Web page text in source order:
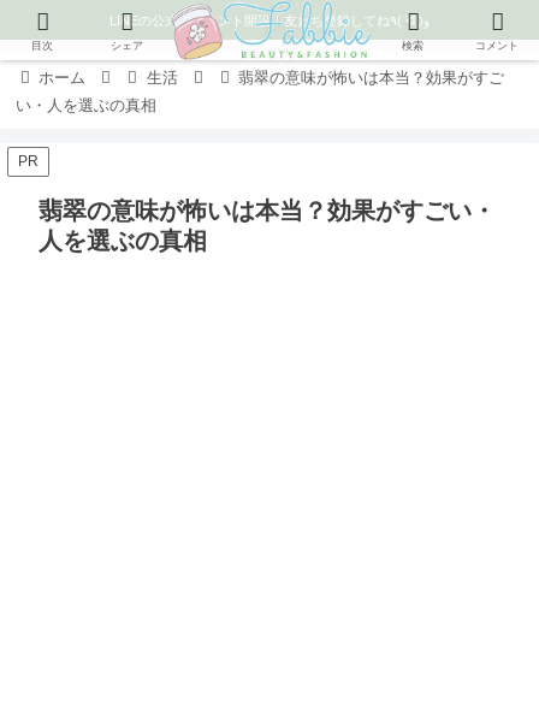
LINEの公式アカウント開設！友だち登録してね٩( ᐛ )و
ホーム 生活
翡翠の意味が怖いは本当？効果がすご
い・人を選ぶの真相
PR
翡翠の意味が怖いは本当？効果がすごい・
人を選ぶの真相
目次 シェア 検索 コメント